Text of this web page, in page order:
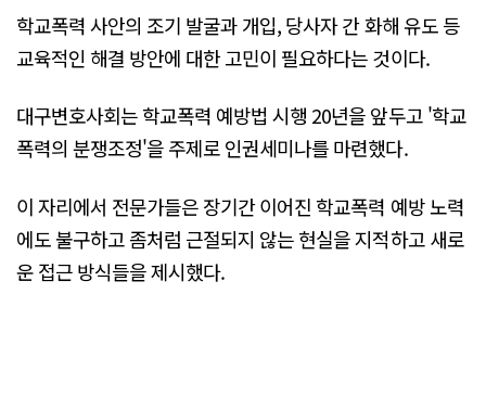
학교폭력 사안의 조기 발굴과 개입, 당사자 간 화해 유도 등
교육적인 해결 방안에 대한 고민이 필요하다는 것이다.
대구변호사회는 학교폭력 예방법 시행 20년을 앞두고 '학교
폭력의 분쟁조정'을 주제로 인권세미나를 마련했다.
이 자리에서 전문가들은 장기간 이어진 학교폭력 예방 노력
에도 불구하고 좀처럼 근절되지 않는 현실을 지적하고 새로
운 접근 방식들을 제시했다.